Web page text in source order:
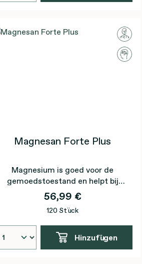
Magnesan Forte Plus
Magnesium is goed voor de
gemoedstoestand en helpt bij
vermoeidheid
56,99 €
120 Stück
Hinzufügen